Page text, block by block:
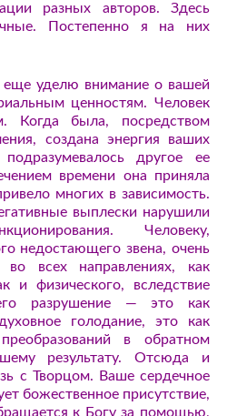
разных авторов. Здесь
Постепенно я на них
уделю внимание о вашей
ценностям. Человек
Когда была, посредством
создана энергия ваших
другое ее
времени она приняла
многих в зависимость.
выплески нарушили
Человеку,
недостающего звена, очень
во всех направлениях, как
и физического, вследствие
разрушение — это как
голодание, это как
в обратном
результату. Отсюда и
с Творцом. Ваше сердечное
божественное присутствие,
к Богу за помощью,